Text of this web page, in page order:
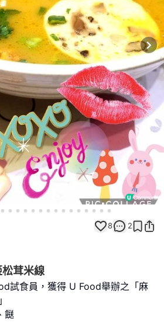
8 2
茸米線
試食員，獲得 U Food舉辦之「麻
餸